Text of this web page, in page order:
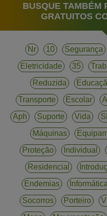
BUSQUE TAMBÉM
GRATUITOS
Nr 10 Segurança
Eletricidade
35
Reduzida
Transporte
Escolar
Aph
Suporte Vida
Máquinas
Proteção
Individual
Residencial
Endemias
Informática
Socorros
Porteiro